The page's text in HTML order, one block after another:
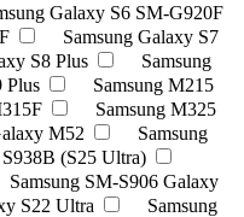
Galaxy S6 SM-G920F
Samsung Galaxy S7
S8 Plus
Samsung
Plus
Samsung M215
Samsung M325
M52
Samsung
S938B (S25 Ultra)
Samsung SM-S906 Galaxy
S22 Ultra
Samsung